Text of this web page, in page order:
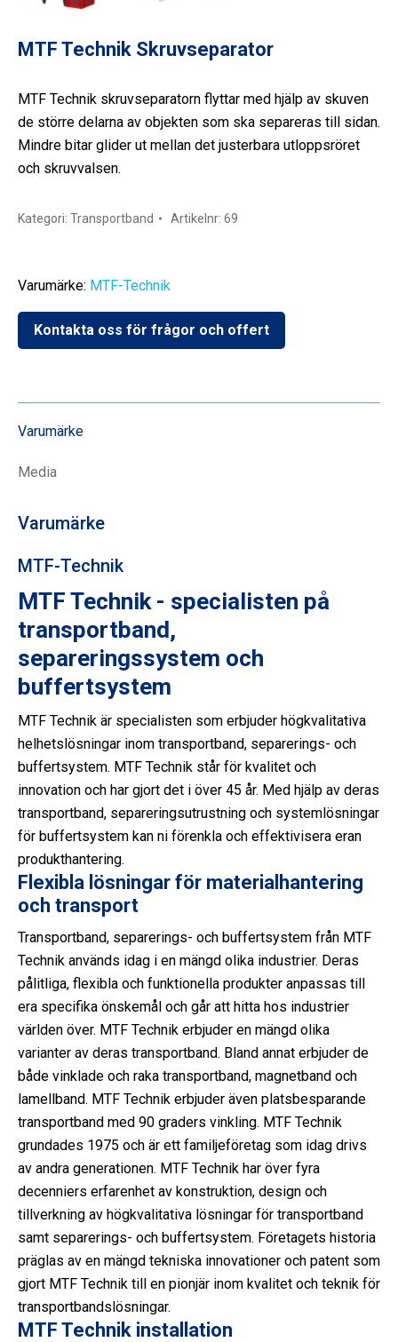
MTF Technik Skruvseparator
MTF Technik skruvseparatorn flyttar med hjälp av skuven
de större delarna av objekten som ska separeras till sidan.
Mindre bitar glider ut mellan det justerbara utloppsröret
och skruvvalsen.
Kategori: Transportband Artikelnr: 69
Varumärke: MTF-Technik
Kontakta oss för frågor och offert
Varumärke
Media
Varumärke
MTF-Technik
MTF Technik - specialisten på
transportband,
separeringssystem och
buffertsystem
MTF Technik är specialisten som erbjuder högkvalitativa
helhetslösningar inom transportband, separerings- och
buffertsystem. MTF Technik står för kvalitet och
innovation och har gjort det i över 45 år. Med hjälp av deras
transportband, separeringsutrustning och systemlösningar
för buffertsystem kan ni förenkla och effektivisera eran
produkthantering.
Flexibla lösningar för materialhantering
och transport
Transportband, separerings- och buffertsystem från MTF
Technik används idag i en mängd olika industrier. Deras
pålitliga, flexibla och funktionella produkter anpassas till
era specifika önskemål och går att hitta hos industrier
världen över. MTF Technik erbjuder en mängd olika
varianter av deras transportband. Bland annat erbjuder de
både vinklade och raka transportband, magnetband och
lamellband. MTF Technik erbjuder även platsbesparande
transportband med 90 graders vinkling. MTF Technik
grundades 1975 och är ett familjeföretag som idag drivs
av andra generationen. MTF Technik har över fyra
decenniers erfarenhet av konstruktion, design och
tillverkning av högkvalitativa lösningar för transportband
samt separerings- och buffertsystem. Företagets historia
präglas av en mängd tekniska innovationer och patent som
gjort MTF Technik till en pionjär inom kvalitet och teknik för
transportbandslösningar.
MTF Technik installation